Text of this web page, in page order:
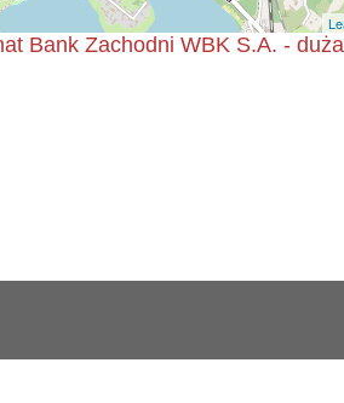
Bank Zachodni WBK S.A. -